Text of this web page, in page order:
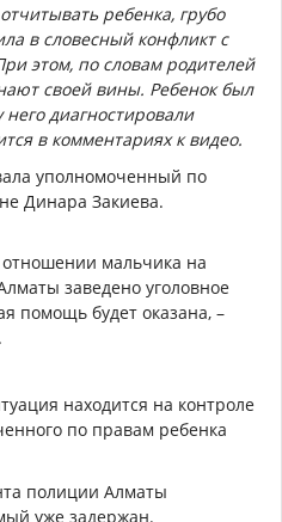
ребенка, грубо
в словесный конфликт с
этом, по словам родителей
своей вины. Ребенок был
него диагностировали
в комментариях к видео.
уполномоченный по
Динара Закиева.
мальчика на
заведено уголовное
помощь будет оказана, –
находится на контроле
по правам ребенка
полиции Алматы
уже задержан.